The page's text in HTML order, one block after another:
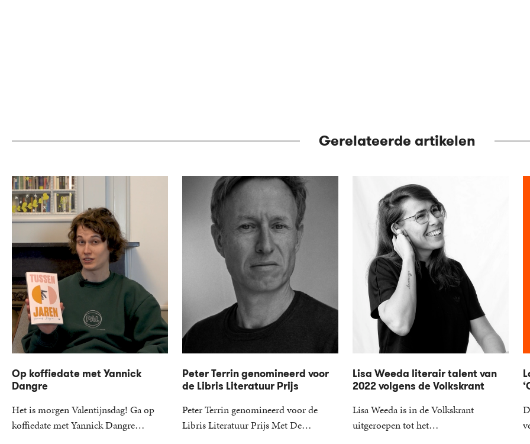
Gerelateerde artikelen
Op koffiedate met Yannick
Dangre
Het is morgen Valentijnsdag! Ga op
koffiedate met Yannick Dangre…
Peter Terrin genomineerd voor
de Libris Literatuur Prijs
Peter Terrin genomineerd voor de
Libris Literatuur Prijs Met De…
Lisa Weeda literair talent van
2022 volgens de Volkskrant
Lisa Weeda is in de Volkskrant
uitgeroepen tot het…